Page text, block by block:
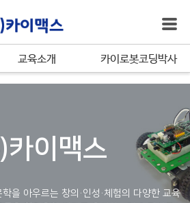
교육소개 카이로봇코딩박사
카이맥스
을 아우르는 창의·인성·체험의 다양한 교육